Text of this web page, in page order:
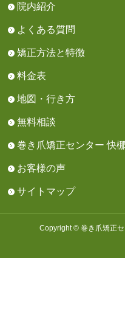
院内紹介
よくある質問
矯正方法と特徴
料金表
地図・行き方
無料相談
巻き爪矯正センター 快
お客様の声
サイトマップ
Copyright © 巻き爪矯正